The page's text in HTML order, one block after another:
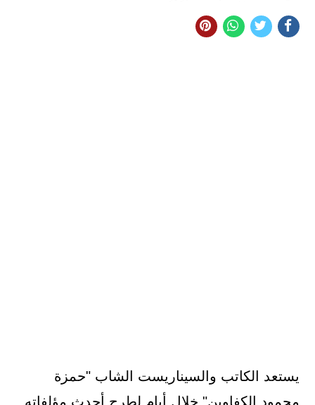
يستعد الكاتب والسيناريست الشاب "حمزة
محمود الكفاوين" خلال أيام لطرح أحدث مؤلفاته